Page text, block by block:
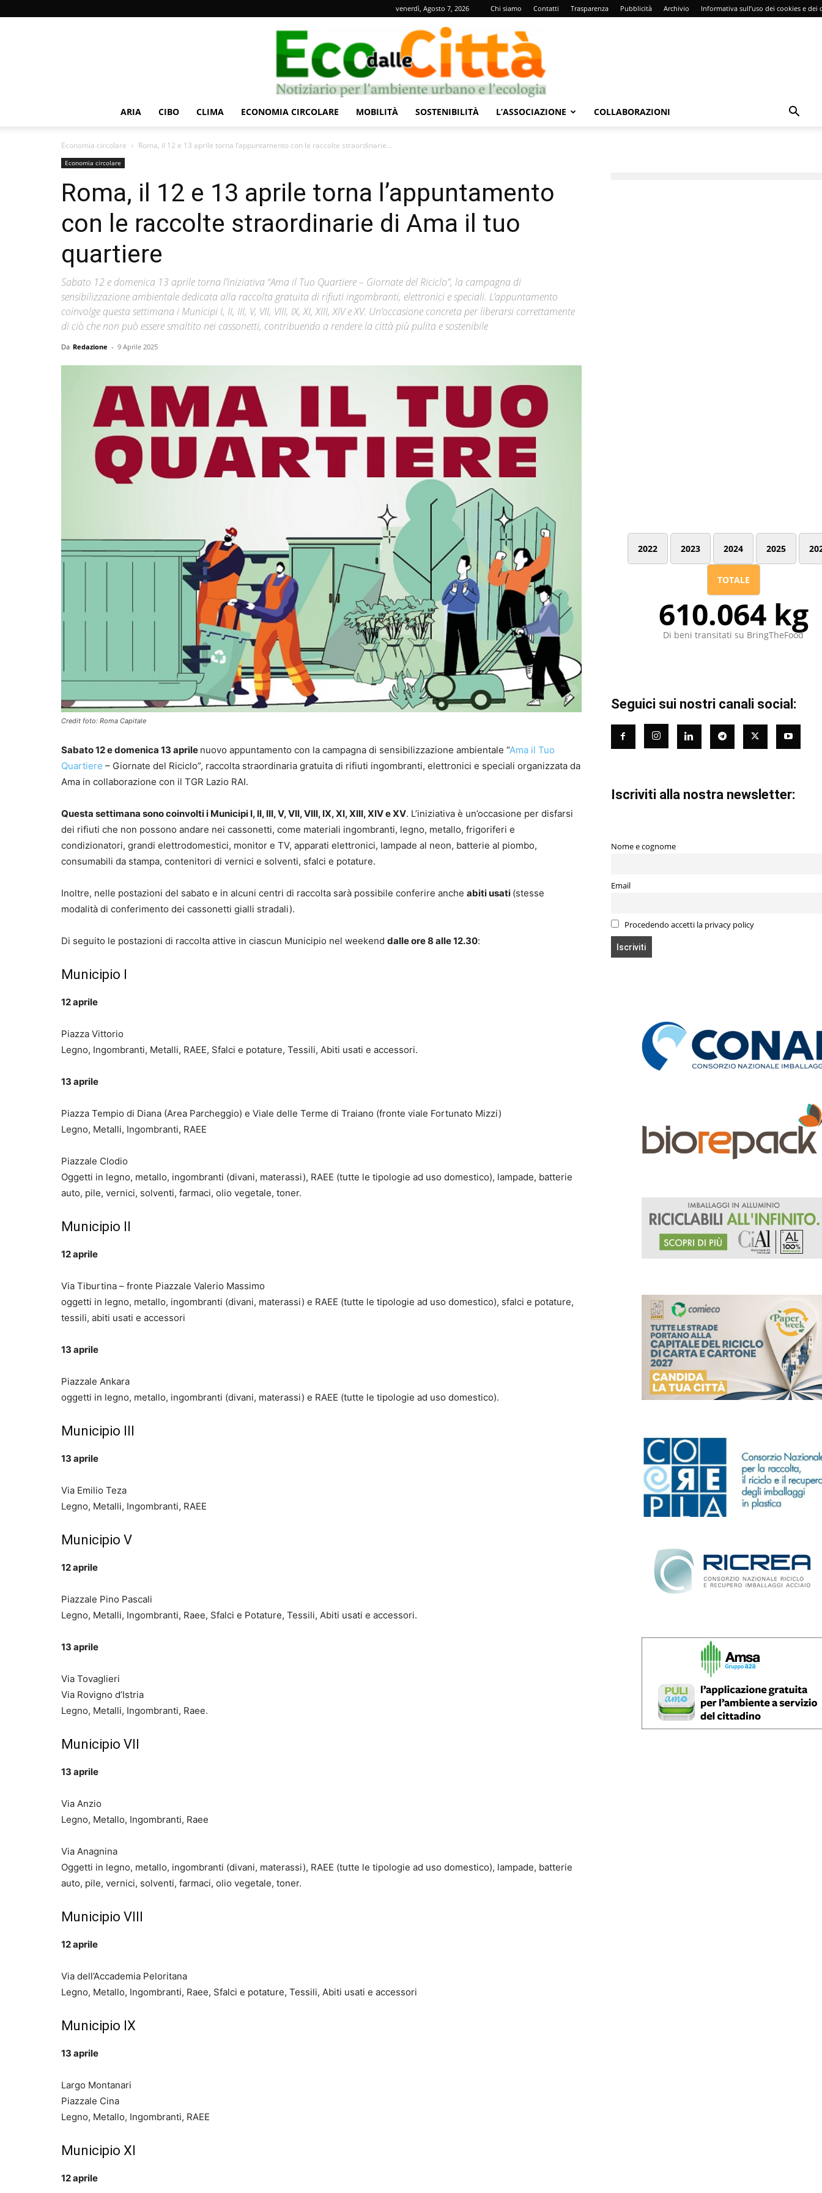
venerdì, Agosto 7, 2026 Chi siamo Contatti Trasparenza Pubblicità Archivio Informativa sull’uso dei cookies e dei
dalle
Città
ARIA CIBO CLIMA ECONOMIA CIRCOLARE MOBILITÀ SOSTENIBILITÀ L’ASSOCIAZIONE COLLABORAZIONI
Economia circolare Roma, il 12 e 13 aprile torna l’appuntamento con le raccolte straordinarie...
Economia circolare
Roma, il 12 e 13 aprile torna l’appuntamento
con le raccolte straordinarie di Ama il tuo
quartiere
Sabato 12 e domenica 13 aprile torna l’iniziativa “Ama il Tuo Quartiere – Giornate del Riciclo”, la campagna di
sensibilizzazione ambientale dedicata alla raccolta gratuita di rifiuti ingombranti, elettronici e speciali. L’appuntamento
coinvolge questa settimana i Municipi I, II, III, V, VII, VIII, IX, XI, XIII, XIV e XV. Un’occasione concreta per liberarsi correttamente
di ciò che non può essere smaltito nei cassonetti, contribuendo a rendere la città più pulita e sostenibile
Da Redazione - 9 Aprile 2025
Credit foto: Roma Capitale
Sabato 12 e domenica 13 aprile nuovo appuntamento con la campagna di sensibilizzazione ambientale “Ama il Tuo
Quartiere – Giornate del Riciclo”, raccolta straordinaria gratuita di rifiuti ingombranti, elettronici e speciali organizzata da
Ama in collaborazione con il TGR Lazio RAI.
Questa settimana sono coinvolti i Municipi I, II, III, V, VII, VIII, IX, XI, XIII, XIV e XV. L’iniziativa è un’occasione per disfarsi
dei rifiuti che non possono andare nei cassonetti, come materiali ingombranti, legno, metallo, frigoriferi e
condizionatori, grandi elettrodomestici, monitor e TV, apparati elettronici, lampade al neon, batterie al piombo,
consumabili da stampa, contenitori di vernici e solventi, sfalci e potature.
Inoltre, nelle postazioni del sabato e in alcuni centri di raccolta sarà possibile conferire anche abiti usati (stesse
modalità di conferimento dei cassonetti gialli stradali).
Di seguito le postazioni di raccolta attive in ciascun Municipio nel weekend dalle ore 8 alle 12.30:
Municipio I
12 aprile
Piazza Vittorio
Legno, Ingombranti, Metalli, RAEE, Sfalci e potature, Tessili, Abiti usati e accessori.
13 aprile
Piazza Tempio di Diana (Area Parcheggio) e Viale delle Terme di Traiano (fronte viale Fortunato Mizzi)
Legno, Metalli, Ingombranti, RAEE
Piazzale Clodio
Oggetti in legno, metallo, ingombranti (divani, materassi), RAEE (tutte le tipologie ad uso domestico), lampade, batterie
auto, pile, vernici, solventi, farmaci, olio vegetale, toner.
Municipio II
12 aprile
Via Tiburtina – fronte Piazzale Valerio Massimo
oggetti in legno, metallo, ingombranti (divani, materassi) e RAEE (tutte le tipologie ad uso domestico), sfalci e potature,
tessili, abiti usati e accessori
13 aprile
Piazzale Ankara
oggetti in legno, metallo, ingombranti (divani, materassi) e RAEE (tutte le tipologie ad uso domestico).
Municipio III
13 aprile
Via Emilio Teza
Legno, Metalli, Ingombranti, RAEE
Municipio V
12 aprile
Piazzale Pino Pascali
Legno, Metalli, Ingombranti, Raee, Sfalci e Potature, Tessili, Abiti usati e accessori.
13 aprile
Via Tovaglieri
Via Rovigno d’Istria
Legno, Metalli, Ingombranti, Raee.
Municipio VII
13 aprile
Via Anzio
Legno, Metallo, Ingombranti, Raee
Via Anagnina
Oggetti in legno, metallo, ingombranti (divani, materassi), RAEE (tutte le tipologie ad uso domestico), lampade, batterie
auto, pile, vernici, solventi, farmaci, olio vegetale, toner.
Municipio VIII
12 aprile
Via dell’Accademia Peloritana
Legno, Metallo, Ingombranti, Raee, Sfalci e potature, Tessili, Abiti usati e accessori
Municipio IX
13 aprile
Largo Montanari
Piazzale Cina
Legno, Metallo, Ingombranti, RAEE
Municipio XI
12 aprile
2022 2023 2024 2025
TOTALE
610.064 kg
Di beni transitati su BringTheFood
Seguici sui nostri canali social:
Iscriviti alla nostra newsletter:
Nome e cognome
Email
Procedendo accetti la privacy policy